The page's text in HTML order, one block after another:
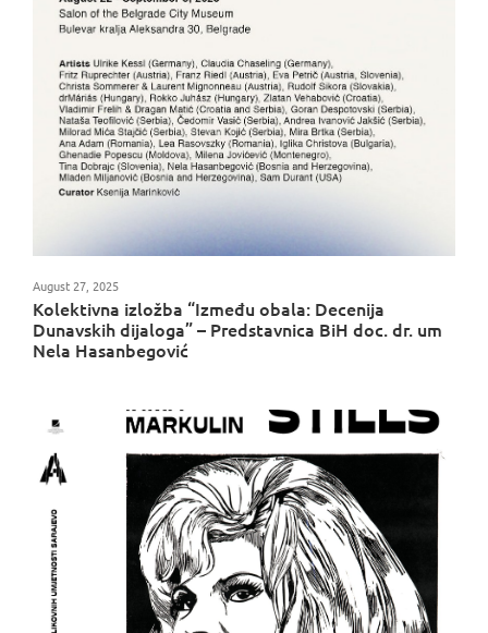
Kolektivna izložba “Između obala: Decenija
Dunavskih dijaloga” – Predstavnica BiH doc. dr. um
Nela Hasanbegović
August 27, 2025